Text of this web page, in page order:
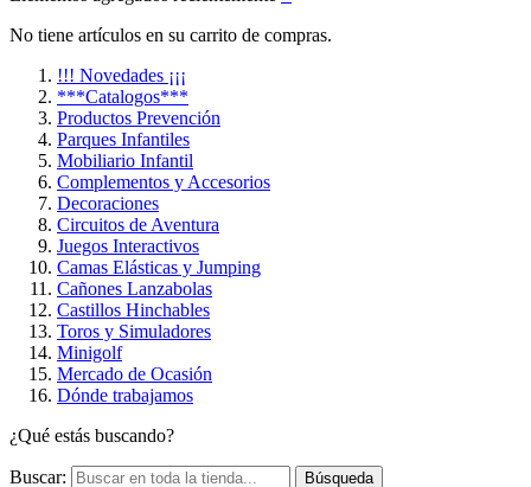
No tiene artículos en su carrito de compras.
!!! Novedades ¡¡¡
***Catalogos***
Productos Prevención
Parques Infantiles
Mobiliario Infantil
Complementos y Accesorios
Decoraciones
Circuitos de Aventura
Juegos Interactivos
Camas Elásticas y Jumping
Cañones Lanzabolas
Castillos Hinchables
Toros y Simuladores
Minigolf
Mercado de Ocasión
Dónde trabajamos
¿Qué estás buscando?
Buscar: Búsqueda